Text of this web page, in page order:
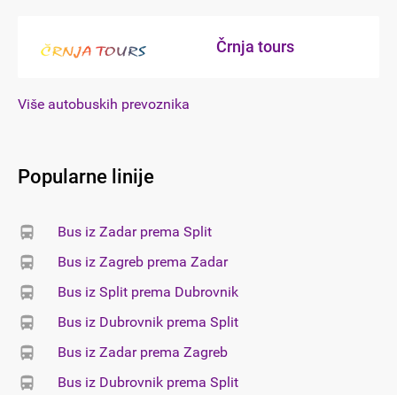
Črnja tours
Više autobuskih prevoznika
Popularne linije
Bus iz Zadar prema Split
Bus iz Zagreb prema Zadar
Bus iz Split prema Dubrovnik
Bus iz Dubrovnik prema Split
Bus iz Zadar prema Zagreb
Bus iz Dubrovnik prema Split